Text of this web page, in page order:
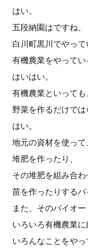
はい。
五段納園はですね、
白川町黒川でやって
有機農業をやってい
はいはい。
有機農業といっても
野菜を作るだけでは
はい。
地元の資材を使って
堆肥を作ったり、
その堆肥を組み合わ
苗を作ったりするバ
また、そのバイオー
いろいろ有機農業に
いろんなことをやっ